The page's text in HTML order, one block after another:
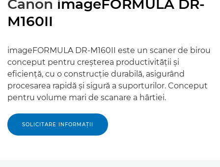
Canon imageFORMULA DR-
M160II
imageFORMULA DR-M160II este un scaner de birou
conceput pentru creşterea productivităţii şi
eficienţă, cu o construcţie durabilă, asigurând
procesarea rapidă şi sigură a suporturilor. Conceput
pentru volume mari de scanare a hârtiei.
SOLICITARE INFORMAŢII